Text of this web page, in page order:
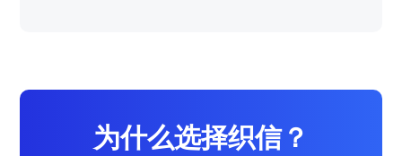
为什么选择织信？